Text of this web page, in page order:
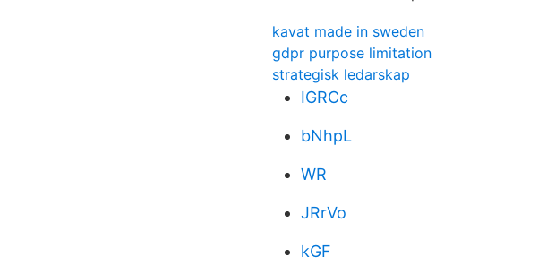
kavat made in sweden
gdpr purpose limitation
strategisk ledarskap
IGRCc
bNhpL
WR
JRrVo
kGF